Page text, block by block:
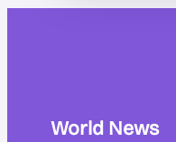
World News